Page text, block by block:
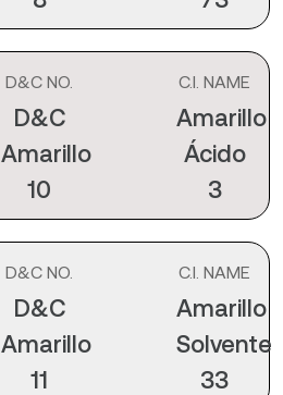
D&C NO.
D&C
Amarillo
10
C.I. NAME
Amarillo
Ácido
3
D&C NO.
D&C
Amarillo
11
C.I. NAME
Amarillo
Solvente
33